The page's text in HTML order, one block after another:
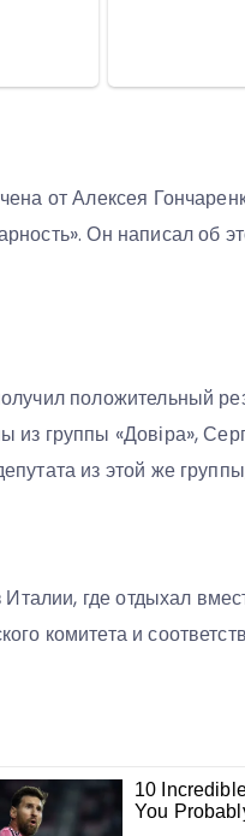
от Алексея
Он написал об
положительный
из группы «Довіра»,
из этой же
где отдыхал
комитета и